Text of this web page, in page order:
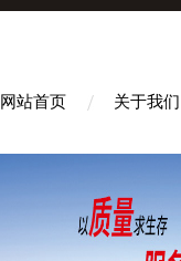
网站首页 关于我们